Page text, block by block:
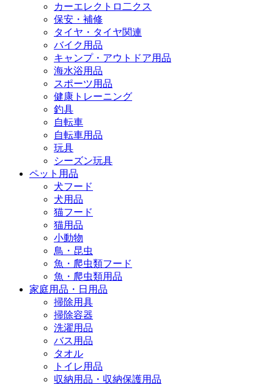
カーエレクトロ二クス
保安・補修
タイヤ・タイヤ関連
バイク用品
キャンプ・アウトドア用品
海水浴用品
スポーツ用品
健康トレーニング
釣具
自転車
自転車用品
玩具
シーズン玩具
ペット用品
犬フード
犬用品
猫フード
猫用品
小動物
鳥・昆虫
魚・爬虫類フード
魚・爬虫類用品
家庭用品・日用品
掃除用具
掃除容器
洗濯用品
バス用品
タオル
トイレ用品
収納用品・収納保護用品